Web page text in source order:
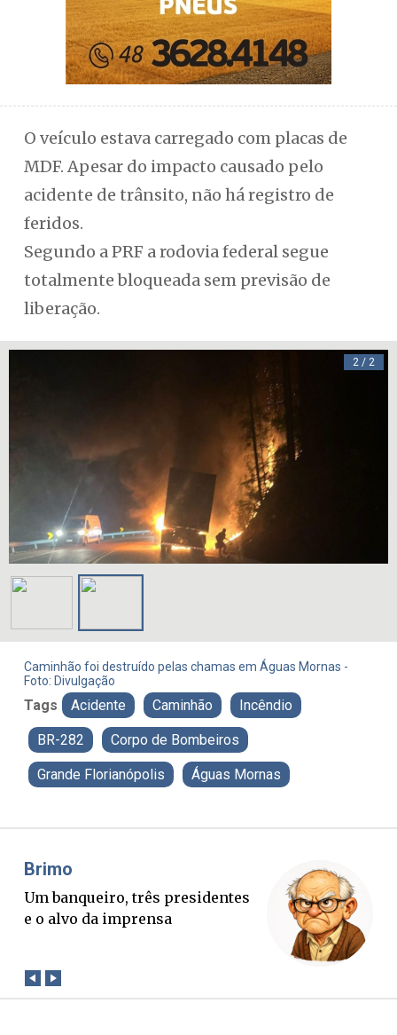
O veículo estava carregado com placas de
MDF. Apesar do impacto causado pelo
acidente de trânsito, não há registro de
feridos.
Segundo a PRF a rodovia federal segue
totalmente bloqueada sem previsão de
liberação.
2 / 2
Caminhão foi destruído pelas chamas em Águas Mornas -
Foto: Divulgação
Tags Acidente Caminhão Incêndio
BR-282 Corpo de Bombeiros
Grande Florianópolis Águas Mornas
Brimo
Um banqueiro, três presidentes
e o alvo da imprensa